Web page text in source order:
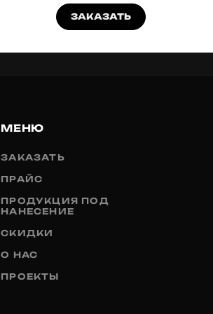
ЗАКАЗАТЬ
МЕНЮ
ЗАКАЗАТЬ
ПРАЙС
ПРОДУКЦИЯ ПОД
НАНЕСЕНИЕ
СКИДКИ
О НАС
ПРОЕКТЫ